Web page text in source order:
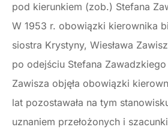
pod kierunkiem (zob.) Stefana
W 1953 r. obowiązki kierownika
siostra Krystyny, Wiesława
po odejściu Stefana
Zawisza objęła obowiązki
lat pozostawała na tym
uznaniem przełożonych i